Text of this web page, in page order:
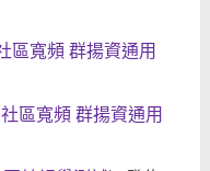
區寬頻 群揚資通用
區寬頻 群揚資通用